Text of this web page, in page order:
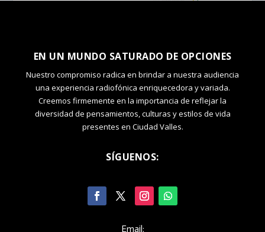
EN UN MUNDO SATURADO DE OPCIONES
Nuestro compromiso radica en brindar a nuestra audiencia
una experiencia radiofónica enriquecedora y variada.
Creemos firmemente en la importancia de reflejar la
diversidad de pensamientos, culturas y estilos de vida
presentes en Ciudad Valles.
SÍGUENOS:
Email: